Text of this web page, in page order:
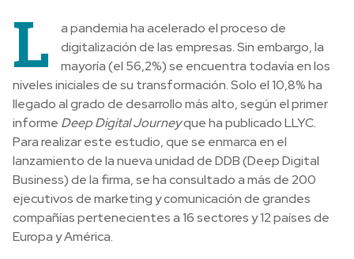
L
a pandemia ha acelerado el proceso de
digitalización de las empresas. Sin embargo, la
mayoría (el 56,2%) se encuentra todavía en los
niveles iniciales de su transformación. Solo el 10,8% ha
llegado al grado de desarrollo más alto, según el primer
informe Deep Digital Journeyque ha publicado LLYC.
Para realizar este estudio, que se enmarca en el
lanzamiento de la nueva unidad de DDB (Deep Digital
Business) de la firma, se ha consultado a más de 200
ejecutivos de marketing y comunicación de grandes
compañías pertenecientes a 16 sectores y 12 países de
Europa y América.